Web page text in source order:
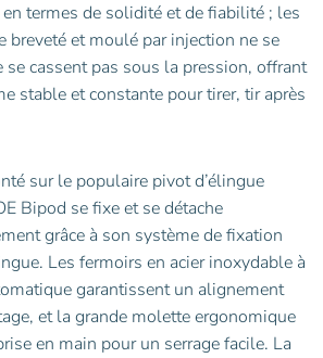
termes de solidité et de fiabilité ; les
breveté et moulé par injection ne se
se cassent pas sous la pression, offrant
stable et constante pour tirer, tir après
sur le populaire pivot d’élingue
Bipod se fixe et se détache
grâce à son système de fixation
Les fermoirs en acier inoxydable à
garantissent un alignement
et la grande molette ergonomique
en main pour un serrage facile. La